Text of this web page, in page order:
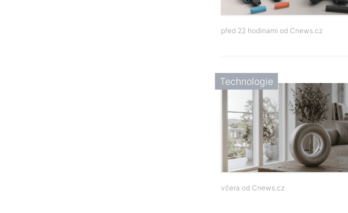
před 22 hodinami od Cnews.cz
Technologie
včera od Cnews.cz